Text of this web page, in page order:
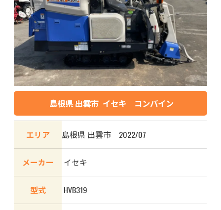
島根県 出雲市 イセキ コンバイン
エリア 島根県 出雲市 2022/07
メーカー イセキ
型式 HVB319